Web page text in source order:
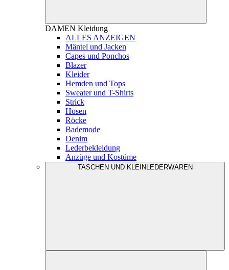
DAMEN Kleidung
ALLES ANZEIGEN
Mäntel und Jacken
Capes und Ponchos
Blazer
Kleider
Hemden und Tops
Sweater und T-Shirts
Strick
Hosen
Röcke
Bademode
Denim
Lederbekleidung
Anzüge und Kostüme
TASCHEN UND KLEINLEDERWAREN